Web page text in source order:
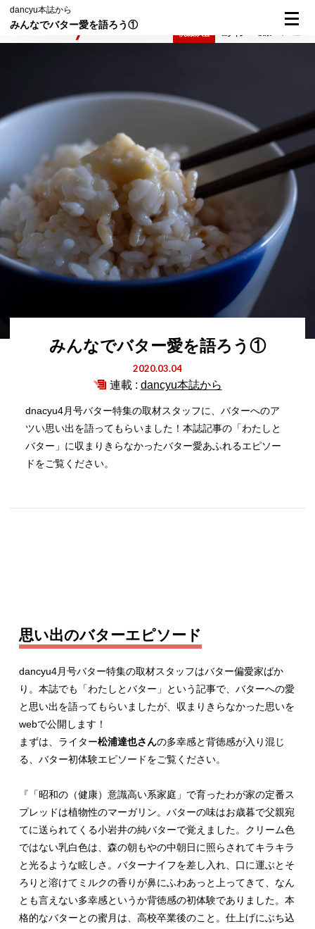
dancyu本誌から
みんなでバター愛を語ろう①
みんなでバター愛を語ろう①
2020.03.04
連載 : dancyu本誌から
dnacyu4月号バター特集の取材スタッフに、バターへのア
ツい思い出を語ってもらいました！本誌記事の「わたしと
バター」に収まりきらなかったバター愛あふれるエピソー
ドをご覧ください。
思い出のバターエピソード
dancyu4月号バター特集の取材スタッフはバター偏愛家ばか
り。本誌でも「わたしとバター」という記事で、バターへの愛
と思い出を語ってもらいましたが、収まりきらなかった思いを
webで公開します！
まずは、ライター松浦達也さんの多幸感と背徳感が入り混じ
る、バター初体験エピソードをご覧ください。
『「昭和の（健康）意識高い系家庭」で育ったわが家の定番ス
プレッドは植物性のマーガリン。バターの味はお歳暮で父親宛
てに送られてくる小岩井の純バターで覚えました。クリーム色
ではない乳白色は、森の朝もやの中朝日に照らされてキラキラ
と光るような眩しさ。バターナイフを差し入れ、口に運ぶとそ
ろりと溶けてミルクの香りが鼻にふわあっと上ってきて、なん
とも言えない多幸感というか背徳感の初体験でありました。本
格的なバターとの蜜月は、高校卒業後のこと。仕上げにぶち込